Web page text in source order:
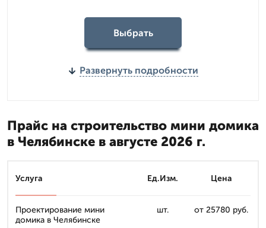
Выбрать
Развернуть подробности
Прайс на строительство мини домика
в Челябинске в августе 2026 г.
Услуга Ед.Изм. Цена
Проектирование мини
домика в Челябинске
шт. от 25780 руб.